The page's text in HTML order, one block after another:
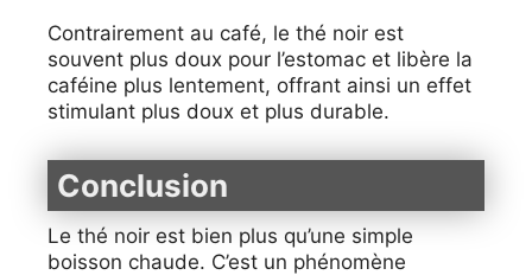
Contrairement au café, le thé noir est
souvent plus doux pour l’estomac et libère la
caféine plus lentement, offrant ainsi un effet
stimulant plus doux et plus durable.
Conclusion
Le thé noir est bien plus qu’une simple
boisson chaude. C’est un phénomène